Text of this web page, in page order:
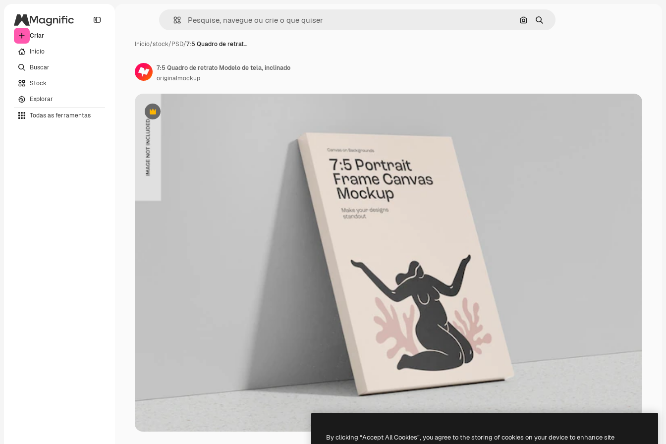
Criar
Início
Buscar
Stock
Explorar
Todas as ferramentas
Pesquisar por imagem
Buscar
Início/stock/PSD/7:5 Quadro de retrat…
Premium
7:5 Quadro de retrato Modelo de tela, inclinado
originalmockup
By clicking “Accept All Cookies”, you agree to the storing of cookies on your device to enhance site